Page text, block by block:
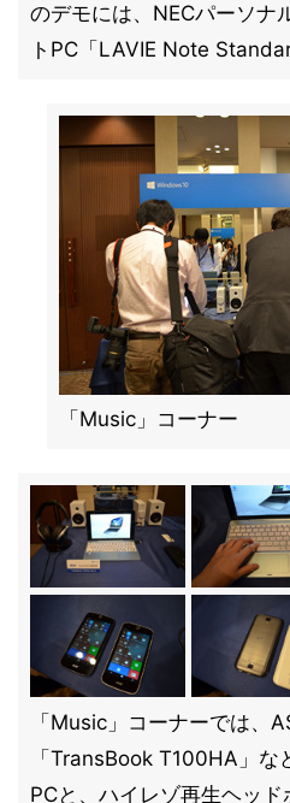
のデモには、NECパーソナ
トPC「LAVIE Note
「Music」コーナー
「Music」コーナーでは、
「TransBook T100HA」な
PCと、ハイレゾ再生ヘッ